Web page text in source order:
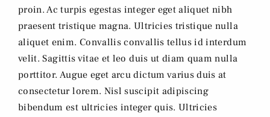
proin. Ac turpis egestas integer eget aliquet nibh
praesent tristique magna. Ultricies tristique nulla
aliquet enim. Convallis convallis tellus id interdum
velit. Sagittis vitae et leo duis ut diam quam nulla
porttitor. Augue eget arcu dictum varius duis at
consectetur lorem. Nisl suscipit adipiscing
bibendum est ultricies integer quis. Ultricies